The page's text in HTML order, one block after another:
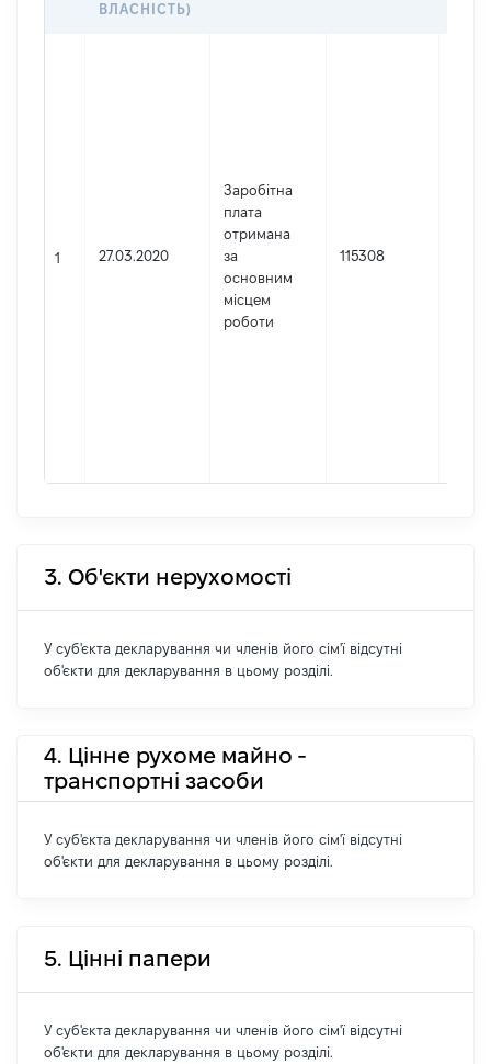
ВЛАСНІСТЬ)
1 27.03.2020
Заробітна
плата
отримана
за
основним
місцем
роботи
115308
3. Об'єкти нерухомості
У суб'єкта декларування чи членів його сім'ї відсутні
об'єкти для декларування в цьому розділі.
4. Цінне рухоме майно -
транспортні засоби
У суб'єкта декларування чи членів його сім'ї відсутні
об'єкти для декларування в цьому розділі.
5. Цінні папери
У суб'єкта декларування чи членів його сім'ї відсутні
об'єкти для декларування в цьому розділі.